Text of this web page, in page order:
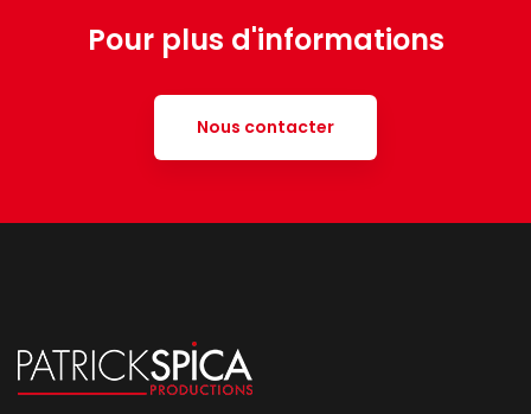
Pour plus d'informations
Nous contacter